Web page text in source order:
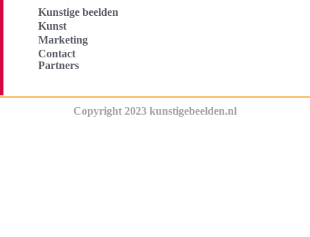
Kunstige beelden
Kunst
Marketing
Contact
Partners
Copyright 2023 kunstigebeelden.nl